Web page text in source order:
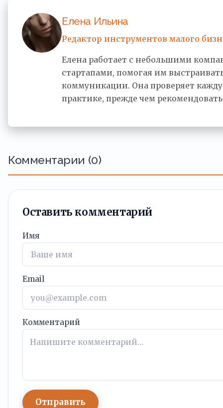
Елена Ильина
Редактор инструментов малого
Елена работает с небольшими
стартапами, помогая им
коммуникации. Она проверяет
практике, прежде чем
Комментарии (0)
Оставить комментарий
Имя
Email
Комментарий
Отправить